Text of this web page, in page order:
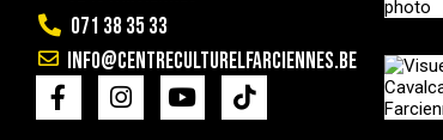
071 38 35 33
info@centreculturelfarciennes.be